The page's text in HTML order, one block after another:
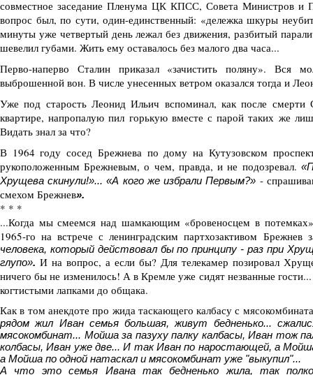
совместное заседание Пленума ЦК КПСС, Совета Министров и
вопрос был, по сути, один-единственный: «дележка шкуры
минуты уже четвертый день лежал без движения, разбитый
шевелил губами. Жить ему оставалось без малого два часа...
Перво-наперво Сталин приказал «зачистить поляну». Вся
выброшенной вон. В числе унесенных ветром оказался тогда и
Уже под старость Леонид Ильич вспоминал, как после
квартире, напропалую пил горькую вместе с парой таких же
Видать знал за что?
В 1964 году сосед Брежнева по дому на Кутузовском
рукоположенным Брежневым, о чем, правда, и не подозревал.
Хрущева скинули!»... «А кого же избрали Первым?» -
смехом Брежнев».
* * *
...Когда мы смеемся над шамкающим «бровеносцем в
1965-го на встрече с ленинградским партхозактивом Брежнев
человека, который действовал бы по принципу - раз при
глупо». И на вопрос, а если бы? Для телекамер позировал
ничего бы не изменилось! А в Кремле уже сидят незванные
когтистыми лапками до общака.
Как в том анекдоте про жида таскающего калбасу с
рядом жил Иван семья большая, живут бедненько...
мясокомбинат... Мойша за пазуху палку калбасы, Иван тож
колбасы, Иван уже две... И так Иван по наростающей, а
а Мойша по одной натаскал и мясокомбинат уже "выкупил"...
А что это семья Ивана так бедненько жила, так